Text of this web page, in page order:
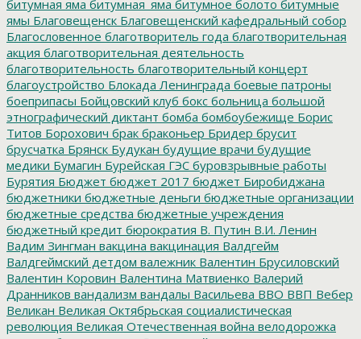
битумная яма битумная_яма битумное болото битумные
ямы Благовещенск Благовещенский кафедральный собор
Благословенное благотворитель года благотворительная
акция благотворительная деятельность
благотворительность благотворительный концерт
благоустройство Блокада Ленинграда боевые патроны
боеприпасы Бойцовский клуб бокс больница большой
этнографический диктант бомба бомбоубежище Борис
Титов Борохович брак браконьер Бридер брусит
брусчатка Брянск Будукан будущие врачи будущие
медики Бумагин Бурейская ГЭС буровзрывные работы
Бурятия Бюджет бюджет 2017 бюджет Биробиджана
бюджетники бюджетные деньги бюджетные организации
бюджетные средства бюджетные учреждения
бюджетный кредит бюрократия В. Путин В.И. Ленин
Вадим Зингман вакцина вакцинация Валдгейм
Валдгеймский детдом валежник Валентин Брусиловский
Валентин Коровин Валентина Матвиенко Валерий
Дранников вандализм вандалы Васильева ВВО ВВП Вебер
Великан Великая Октябрьская социалистическая
революция Великая Отечественная война велодорожка